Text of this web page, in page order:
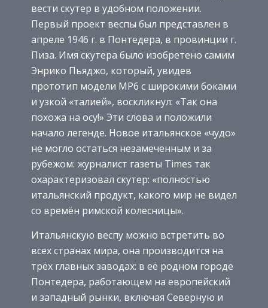
вести скутер в удобном положении.
Первый проект веспы был представлен в
апреле 1946 г. в Понтедера, в провинции г.
Пиза. Имя скутера было изобретено самим
Энрико Пьяджо, который, увидев
прототип модели MP6 с широкими боками
и узкой «талией», воскликнул: «Так она
похожа на осу!» Эти слова и положили
начало легенде. Новое итальянское «чудо»
не могло остаться незамеченным и за
рубежом: журналист газеты Times так
охарактеризовал скутер: «полностью
итальянский продукт, какого мир не видел
со времён римской колесницы».
Итальянскую веспу можно встретить во
всех странах мира, она производится на
трёх главных заводах: в её родном городе
Понтедера, работающем на европейский
и западный рынки, включая Северную и